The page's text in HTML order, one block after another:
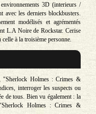
3D (interieurs /
avec les derniers blockbusters.
modélisés et agrémentés
L.A Noire de Rockstar. Cerise
à la troisième personne.
"Sherlock Holmes : Crimes &
interroger les suspects ou
de tous. Bien vu également : la
Holmes : Crimes &